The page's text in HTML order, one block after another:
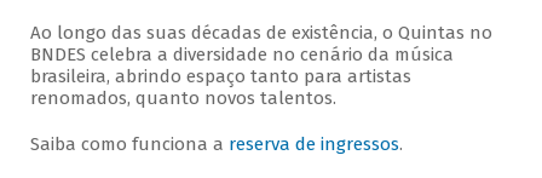
Ao longo das suas décadas de existência, o Quintas no
BNDES celebra a diversidade no cenário da música
brasileira, abrindo espaço tanto para artistas
renomados, quanto novos talentos.
Saiba como funciona a reserva de ingressos.